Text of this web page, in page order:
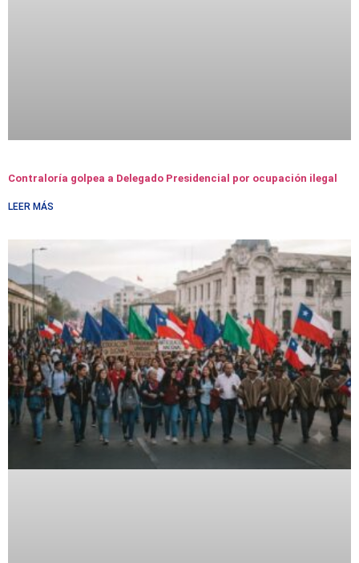
Contraloría golpea a Delegado Presidencial por ocupación ilegal
LEER MÁS